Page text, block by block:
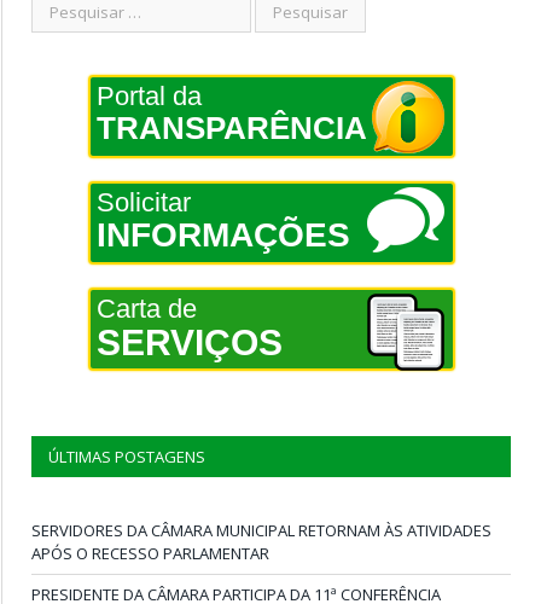
Portal da
TRANSPARÊNCIA
Solicitar
INFORMAÇÕES
Carta de
SERVIÇOS
ÚLTIMAS POSTAGENS
SERVIDORES DA CÂMARA MUNICIPAL RETORNAM ÀS ATIVIDADES
APÓS O RECESSO PARLAMENTAR
PRESIDENTE DA CÂMARA PARTICIPA DA 11ª CONFERÊNCIA